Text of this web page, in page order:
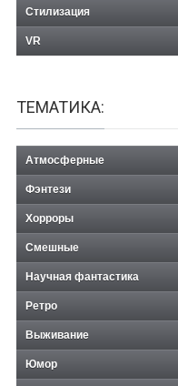
Стилизация
VR
ТЕМАТИКА:
Атмосферные
Фэнтези
Хорроры
Смешные
Научная фантастика
Ретро
Выживание
Юмор